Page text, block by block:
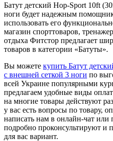
Батут детский Hop-Sport 10ft
ноги будет надежным
использовать его
магазин спорттоваров,
отдыха Фитстор предлагает
товаров в категории «Батуты».
Вы можете купить Батут
с внешней сеткой 3 ноги по
всей Украине популярными
предлагаем удобные виды
на многие товары действуют
у вас есть вопросы по товару,
написать нам в онлайн-чат
подробно проконсультируют и
для вас вариант.